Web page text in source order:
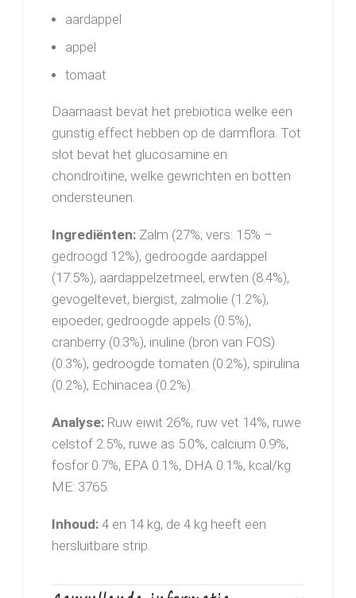
aardappel
appel
tomaat
Daarnaast bevat het prebiotica welke een
gunstig effect hebben op de darmflora. Tot
slot bevat het glucosamine en
chondroïtine, welke gewrichten en botten
ondersteunen.
Ingrediënten: Zalm (27%; vers: 15% –
gedroogd 12%), gedroogde aardappel
(17.5%), aardappelzetmeel, erwten (8.4%),
gevogeltevet, biergist, zalmolie (1.2%),
eipoeder, gedroogde appels (0.5%),
cranberry (0.3%), inuline (bron van FOS)
(0.3%), gedroogde tomaten (0.2%), spirulina
(0.2%), Echinacea (0.2%).​
Analyse: Ruw eiwit 26%, ruw vet 14%, ruwe
celstof 2.5%, ruwe as 5.0%, calcium 0.9%,
fosfor 0.7%, EPA 0.1%, DHA 0.1%, kcal/kg
ME: 3765.
Inhoud: 4 en 14 kg, de 4 kg heeft een
hersluitbare strip.